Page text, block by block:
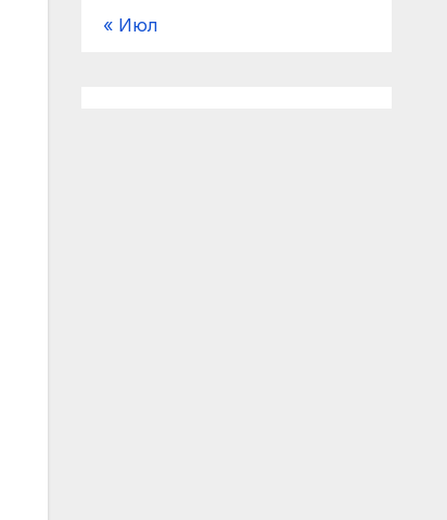
« Июл